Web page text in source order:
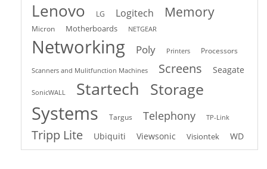
Lenovo LG Logitech Memory
Micron Motherboards NETGEAR
Networking Poly Printers Processors
Scanners and Mulitfunction Machines Screens Seagate
SonicWALL Startech Storage
Systems Targus Telephony TP-Link
Tripp Lite Ubiquiti Viewsonic Visiontek WD